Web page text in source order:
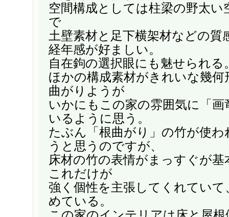
空間構成としては柱梁の野太い
で
土壁素材と足下横架材などの質
経年感が好ましい。
自在鉤の選択眼にも魅せられる
ほかの構成素材がきれいな幾
曲がりようが
いかにもこの家の雰囲気に「画
いるように思う。
たぶん「根曲がり」の竹が使
うと思うのですが、
床材の竹の表情がまっすぐが
これだけが
強く個性を主張してくれていて
めている。